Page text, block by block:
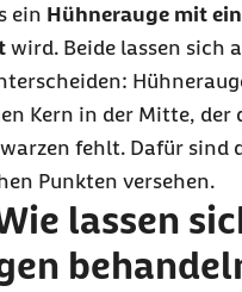
ein Hühnerauge mit
wird. Beide lassen sich
Kern in der Mitte, der
fehlt. Dafür sind
Punkten versehen.
lassen